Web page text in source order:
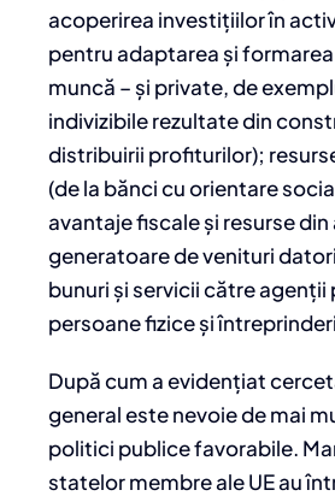
acoperirea investițiilor în
pentru adaptarea și
muncă – și private, de
indivizibile rezultate din
distribuirii profiturilor);
(de la bănci cu orientare
avantaje fiscale și resurse
generatoare de venituri
bunuri și servicii către agenții
persoane fizice și
După cum a evidențiat
general este nevoie de mai
politici publice favorabile.
statelor membre ale UE au